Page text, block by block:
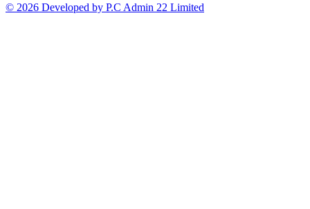
© 2026 Developed by P.C Admin 22 Limited